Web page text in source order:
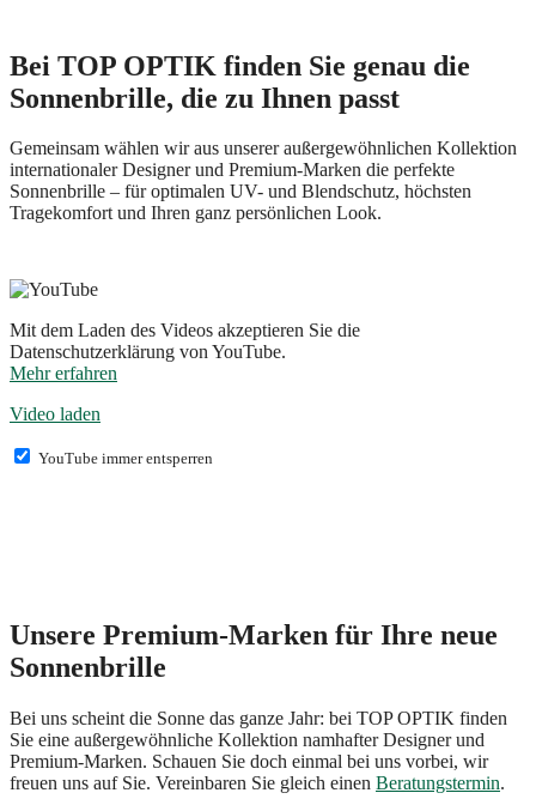
Bei TOP OPTIK finden Sie genau die
Sonnenbrille, die zu Ihnen passt
Gemeinsam wählen wir aus unserer außergewöhnlichen Kollektion
internationaler Designer und Premium-Marken die perfekte
Sonnenbrille – für optimalen UV- und Blendschutz, höchsten
Tragekomfort und Ihren ganz persönlichen Look.
Mit dem Laden des Videos akzeptieren Sie die
Datenschutzerklärung von YouTube.
Mehr erfahren
Video laden
YouTube immer entsperren
Unsere Premium-Marken für Ihre neue
Sonnenbrille
Bei uns scheint die Sonne das ganze Jahr: bei TOP OPTIK finden
Sie eine außergewöhnliche Kollektion namhafter Designer und
Premium-Marken. Schauen Sie doch einmal bei uns vorbei, wir
freuen uns auf Sie. Vereinbaren Sie gleich einen Beratungstermin.